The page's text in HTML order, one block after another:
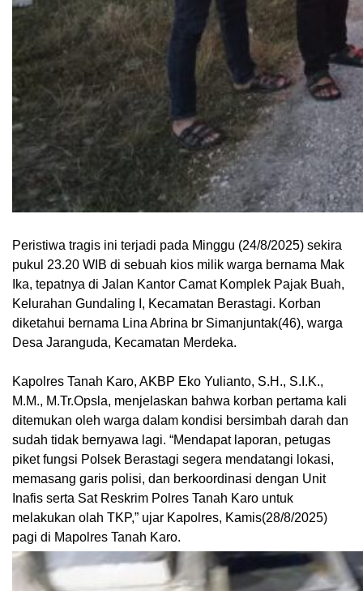
Peristiwa tragis ini terjadi pada Minggu (24/8/2025) sekira
pukul 23.20 WIB di sebuah kios milik warga bernama Mak
Ika, tepatnya di Jalan Kantor Camat Komplek Pajak Buah,
Kelurahan Gundaling I, Kecamatan Berastagi. Korban
diketahui bernama Lina Abrina br Simanjuntak(46), warga
Desa Jaranguda, Kecamatan Merdeka.
Kapolres Tanah Karo, AKBP Eko Yulianto, S.H., S.I.K.,
M.M., M.Tr.Opsla, menjelaskan bahwa korban pertama kali
ditemukan oleh warga dalam kondisi bersimbah darah dan
sudah tidak bernyawa lagi. “Mendapat laporan, petugas
piket fungsi Polsek Berastagi segera mendatangi lokasi,
memasang garis polisi, dan berkoordinasi dengan Unit
Inafis serta Sat Reskrim Polres Tanah Karo untuk
melakukan olah TKP,” ujar Kapolres, Kamis(28/8/2025)
pagi di Mapolres Tanah Karo.